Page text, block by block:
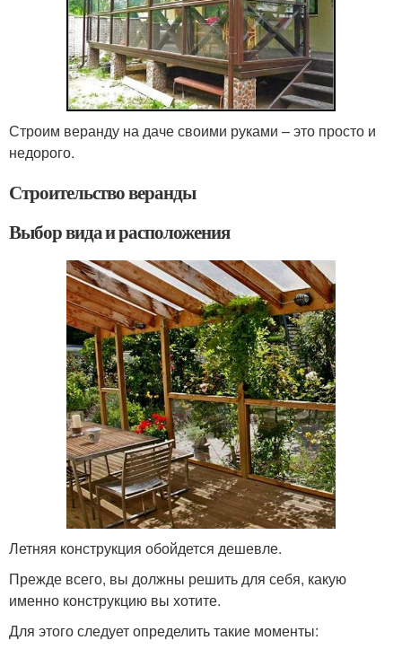
Строим веранду на даче своими руками – это просто и
недорого.
Строительство веранды
Выбор вида и расположения
Летняя конструкция обойдется дешевле.
Прежде всего, вы должны решить для себя, какую
именно конструкцию вы хотите.
Для этого следует определить такие моменты: